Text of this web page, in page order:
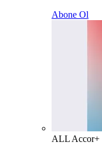
Abone Ol
ALL Accor+